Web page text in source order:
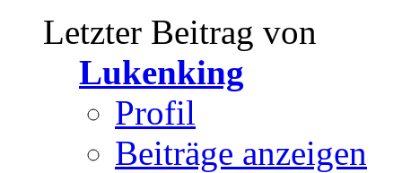
Letzter Beitrag von
Lukenking
Profil
Beiträge anzeigen